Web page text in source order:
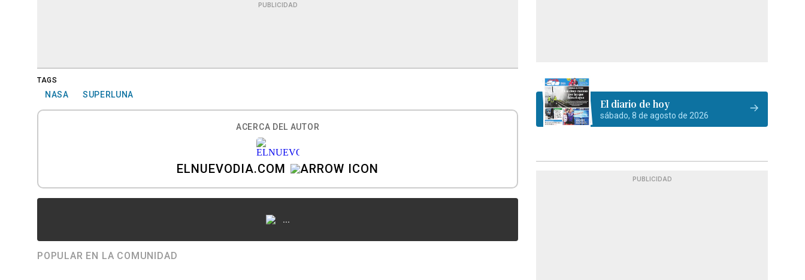
PUBLICIDAD
TAGS
NASA SUPERLUNA
ACERCA DEL AUTOR
ELNUEVODIA.COM
...
POPULAR EN LA COMUNIDAD
El diario de hoy
sábado, 8 de agosto de 2026
PUBLICIDAD